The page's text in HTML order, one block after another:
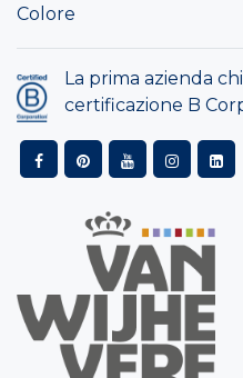
Colore
La prima azienda
certificazione B